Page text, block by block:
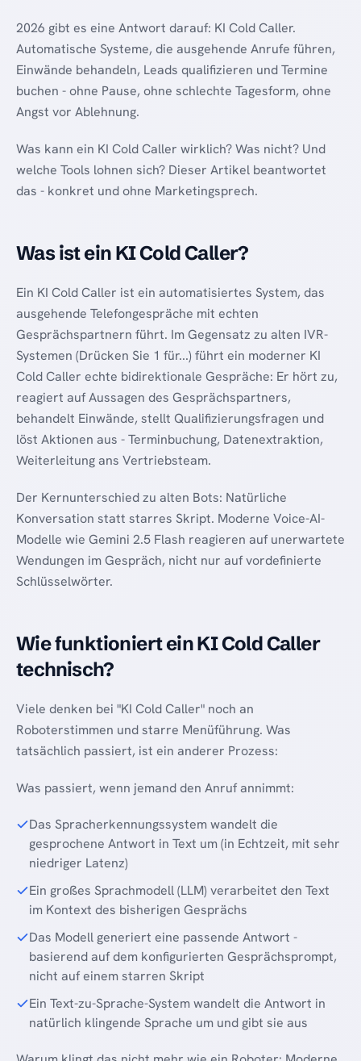
2026 gibt es eine Antwort darauf: KI Cold Caller.
Automatische Systeme, die ausgehende Anrufe führen,
Einwände behandeln, Leads qualifizieren und Termine
buchen - ohne Pause, ohne schlechte Tagesform, ohne
Angst vor Ablehnung.
Was kann ein KI Cold Caller wirklich? Was nicht? Und
welche Tools lohnen sich? Dieser Artikel beantwortet
das - konkret und ohne Marketingsprech.
Was ist ein KI Cold Caller?
Ein KI Cold Caller ist ein automatisiertes System, das
ausgehende Telefongespräche mit echten
Gesprächspartnern führt. Im Gegensatz zu alten IVR-
Systemen (Drücken Sie 1 für...) führt ein moderner KI
Cold Caller echte bidirektionale Gespräche: Er hört zu,
reagiert auf Aussagen des Gesprächspartners,
behandelt Einwände, stellt Qualifizierungsfragen und
löst Aktionen aus - Terminbuchung, Datenextraktion,
Weiterleitung ans Vertriebsteam.
Der Kernunterschied zu alten Bots: Natürliche
Konversation statt starres Skript. Moderne Voice-AI-
Modelle wie Gemini 2.5 Flash reagieren auf unerwartete
Wendungen im Gespräch, nicht nur auf vordefinierte
Schlüsselwörter.
Wie funktioniert ein KI Cold Caller
technisch?
Viele denken bei "KI Cold Caller" noch an
Roboterstimmen und starre Menüführung. Was
tatsächlich passiert, ist ein anderer Prozess:
Was passiert, wenn jemand den Anruf annimmt:
Das Spracherkennungssystem wandelt die
gesprochene Antwort in Text um (in Echtzeit, mit sehr
niedriger Latenz)
Ein großes Sprachmodell (LLM) verarbeitet den Text
im Kontext des bisherigen Gesprächs
Das Modell generiert eine passende Antwort -
basierend auf dem konfigurierten Gesprächsprompt,
nicht auf einem starren Skript
Ein Text-zu-Sprache-System wandelt die Antwort in
natürlich klingende Sprache um und gibt sie aus